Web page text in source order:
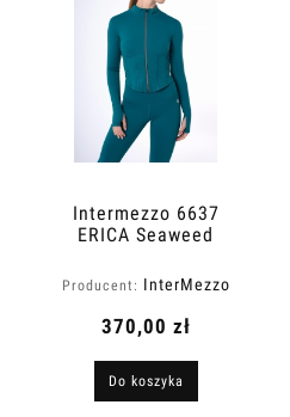
Intermezzo 6637
ERICA Seaweed
Producent: InterMezzo
370,00 zł
Do koszyka